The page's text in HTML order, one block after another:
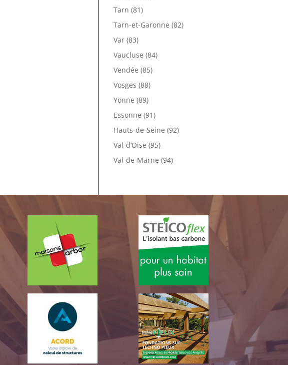
Tarn (81)
Tarn-et-Garonne (82)
Var (83)
Vaucluse (84)
Vendée (85)
Vosges (88)
Yonne (89)
Essonne (91)
Hauts-de-Seine (92)
Val-d’Oise (95)
Val-de-Marne (94)